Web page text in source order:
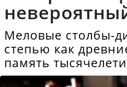
Меловые столбы-
степью как
память